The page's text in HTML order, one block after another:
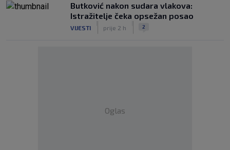
Butković nakon sudara vlakova:
Istražitelje čeka opsežan posao
VIJESTI prije 2 h 2
Oglas